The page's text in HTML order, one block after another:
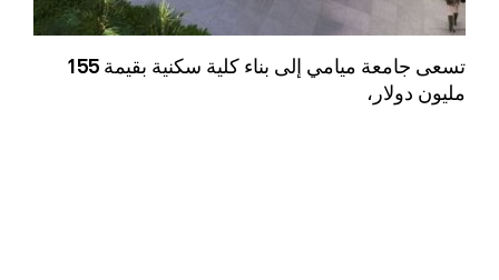
تسعى جامعة ميامي إلى بناء كلية سكنية بقيمة 155
مليون دولار،